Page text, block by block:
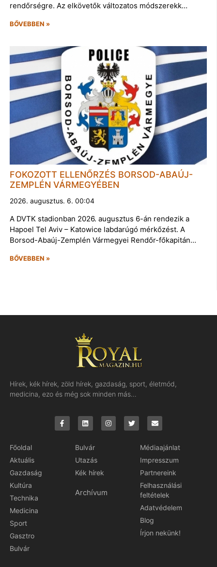
rendőrségre. Az elkövetők változatos módszerekk…
BŐVEBBEN »
FOKOZOTT ELLENŐRZÉS BORSOD-ABAÚJ-
ZEMPLÉN VÁRMEGYÉBEN
2026. augusztus. 6. 00:04
A DVTK stadionban 2026. augusztus 6-án rendezik a
Hapoel Tel Aviv – Katowice labdarúgó mérkőzést. A
Borsod-Abaúj-Zemplén Vármegyei Rendőr-főkapitán…
BŐVEBBEN »
Hírek, kék hírek, zöld hírek, gazdaság, sport, életmód,
medicina, ezo és még sok minden más…
Főoldal
Aktuális
Gazdaság
Kultúra
Technika
Medicina
Sport
Gasztro
Bulvár
Bulvár
Utazás
Kék hírek
Archívum
Médiaajánlat
Impresszum
Partnereink
Felhasználási
feltételek
Adatvédelem
Blog
Írjon nekünk!